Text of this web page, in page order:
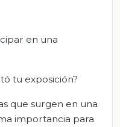
en una
tu exposición?
que surgen en una
importancia para